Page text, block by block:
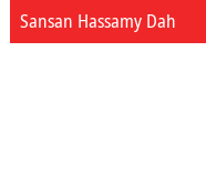
Sansan Hassamy Dah